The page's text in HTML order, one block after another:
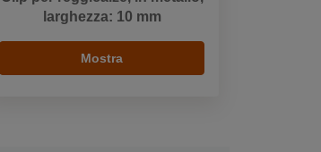
larghezza: 10 mm
Mostra